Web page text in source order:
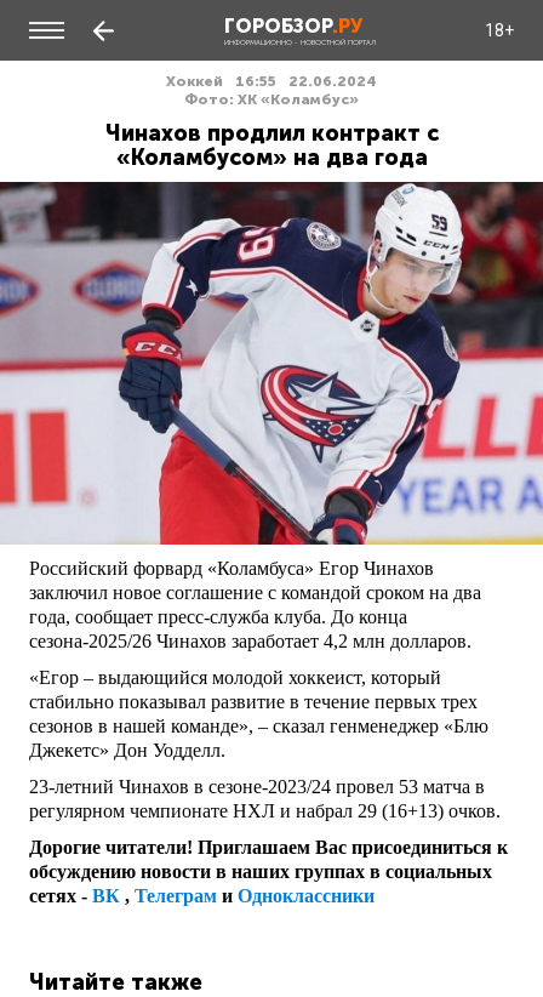
ГОРОБЗОР.РУ
ИНФОРМАЦИОННО - НОВОСТНОЙ ПОРТАЛ
18+
Хоккей 16:55
22.06.2024
Фото: ХК «Коламбус»
Чинахов продлил контракт с
«Коламбусом» на два года
Российский форвард «Коламбуса» Егор Чинахов
заключил новое соглашение с командой сроком на два
года, сообщает пресс-служба клуба. До конца
сезона-2025/26 Чинахов заработает 4,2 млн долларов.
«Егор – выдающийся молодой хоккеист, который
стабильно показывал развитие в течение первых трех
сезонов в нашей команде», – сказал генменеджер «Блю
Джекетс» Дон Уодделл.
23-летний Чинахов в сезоне-2023/24 провел 53 матча в
регулярном чемпионате НХЛ и набрал 29 (16+13) очков.
Дорогие читатели! Приглашаем Вас присоединиться к
обсуждению новости в наших группах в социальных
сетях - ВК , Телеграм и Одноклассники
Читайте также